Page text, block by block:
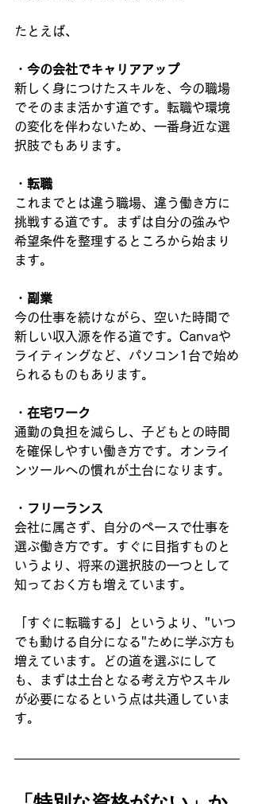
たとえば、
・ 今の会社でキャリアアップ
新しく身につけたスキルを、今の職場
でそのまま活かす道です。転職や環境
の変化を伴わないため、一番身近な選
択肢でもあります。
・ 転職
これまでとは違う職場、違う働き方に
挑戦する道です。まずは自分の強みや
希望条件を整理するところから始まり
ます。
・ 副業
今の仕事を続けながら、空いた時間で
新しい収入源を作る道です。Canvaや
ライティングなど、パソコン1台で始め
られるものもあります。
・ 在宅ワーク
通勤の負担を減らし、子どもとの時間
を確保しやすい働き方です。オンライ
ンツールへの慣れが土台になります。
・ フリーランス
会社に属さず、自分のペースで仕事を
選ぶ働き方です。すぐに目指すものと
いうより、将来の選択肢の一つとして
知っておく方も増えています。
「すぐに転職する」というより、"いつ
でも動ける自分になる"ために学ぶ方も
増えています。どの道を選ぶにして
も、まずは土台となる考え方やスキル
が必要になるという点は共通していま
す。